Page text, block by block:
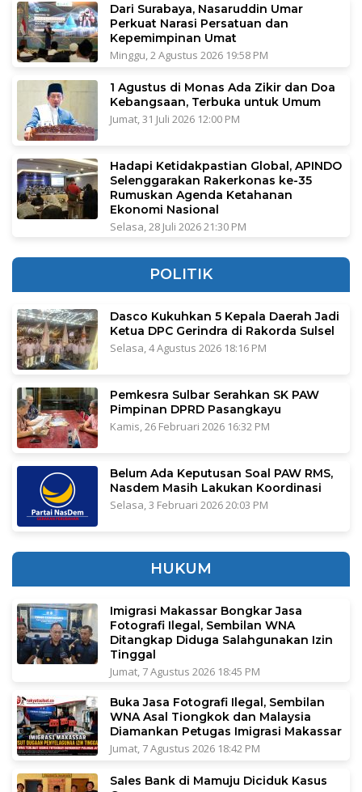
Dari Surabaya, Nasaruddin Umar
Perkuat Narasi Persatuan dan
Kepemimpinan Umat
Minggu, 2 Agustus 2026 19:58 PM
1 Agustus di Monas Ada Zikir dan Doa
Kebangsaan, Terbuka untuk Umum
Jumat, 31 Juli 2026 12:00 PM
Hadapi Ketidakpastian Global, APINDO
Selenggarakan Rakerkonas ke-35
Rumuskan Agenda Ketahanan
Ekonomi Nasional
Selasa, 28 Juli 2026 21:30 PM
POLITIK
Dasco Kukuhkan 5 Kepala Daerah Jadi
Ketua DPC Gerindra di Rakorda Sulsel
Selasa, 4 Agustus 2026 18:16 PM
Pemkesra Sulbar Serahkan SK PAW
Pimpinan DPRD Pasangkayu
Kamis, 26 Februari 2026 16:32 PM
Belum Ada Keputusan Soal PAW RMS,
Nasdem Masih Lakukan Koordinasi
Selasa, 3 Februari 2026 20:03 PM
HUKUM
Imigrasi Makassar Bongkar Jasa
Fotografi Ilegal, Sembilan WNA
Ditangkap Diduga Salahgunakan Izin
Tinggal
Jumat, 7 Agustus 2026 18:45 PM
Buka Jasa Fotografi Ilegal, Sembilan
WNA Asal Tiongkok dan Malaysia
Diamankan Petugas Imigrasi Makassar
Jumat, 7 Agustus 2026 18:42 PM
Sales Bank di Mamuju Diciduk Kasus